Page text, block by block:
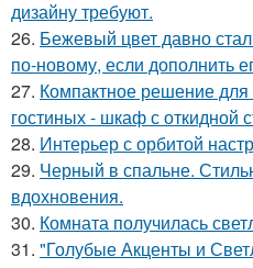
дизайну требуют.
26. Бежевый цвет давно
по-новому, если дополнить
27. Компактное решение
гостиных - шкаф с откидной
28. Интерьер с орбитой
29. Черный в спальне.
вдохновения.
30. Комната получилась
31. "Голубые Акценты и